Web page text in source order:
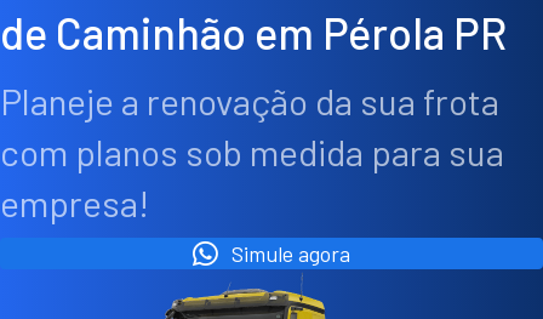
de Caminhão em Pérola PR
Planeje a renovação da sua frota
com planos sob medida para sua
empresa!
Simule agora